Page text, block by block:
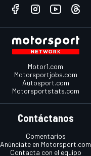
Motor1.com
Motorsportjobs.com
Autosport.com
Motorsportstats.com
Contáctanos
Comentarios
Anúnciate en Motorsport.com
Contacta con el equipo